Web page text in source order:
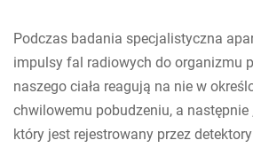
Podczas badania specjalistyczna
impulsy fal radiowych do organizmu
naszego ciała reagują na nie w
chwilowemu pobudzeniu, a następnie
który jest rejestrowany przez